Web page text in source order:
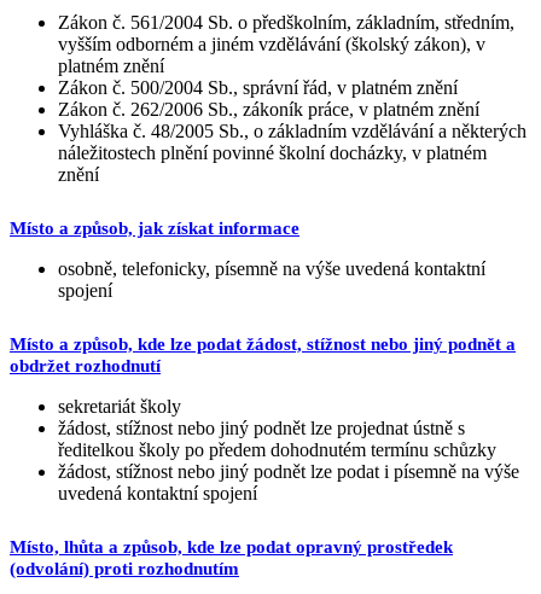
Zákon č. 561/2004 Sb. o předškolním, základním, středním,
vyšším odborném a jiném vzdělávání (školský zákon), v
platném znění
Zákon č. 500/2004 Sb., správní řád, v platném znění
Zákon č. 262/2006 Sb., zákoník práce, v platném znění
Vyhláška č. 48/2005 Sb., o základním vzdělávání a některých
náležitostech plnění povinné školní docházky, v platném
znění
Místo a způsob, jak získat informace
osobně, telefonicky, písemně na výše uvedená kontaktní
spojení
Místo a způsob, kde lze podat žádost, stížnost nebo jiný podnět a
obdržet rozhodnutí
sekretariát školy
žádost, stížnost nebo jiný podnět lze projednat ústně s
ředitelkou školy po předem dohodnutém termínu schůzky
žádost, stížnost nebo jiný podnět lze podat i písemně na výše
uvedená kontaktní spojení
Místo, lhůta a způsob, kde lze podat opravný prostředek
(odvolání) proti rozhodnutím